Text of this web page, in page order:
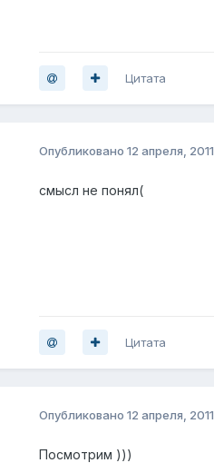
Цитата
Опубликовано 12 апреля, 2011
смысл не понял(
Цитата
Опубликовано 12 апреля, 2011
Посмотрим )))